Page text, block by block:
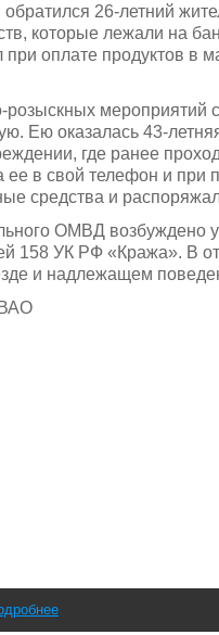
26-летний
которые лежали на
при оплате продуктов
розыскных мероприятий
Ею оказалась 43-
где ранее
ее в свой телефон и
средства и
ОМВД возбуждено
158 УК РФ «Кража». В
и надлежащем